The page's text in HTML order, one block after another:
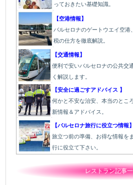
っておきたい基礎知識。
【空港情報】
バルセロナのゲートウエイ空港
税の仕方を徹底解説。
【交通情報】
便利で安いバルセロナの公共交
く解説します。
【安全に過ごすアドバイス 】
何かと不安な治安、本当のとこ
新情報＆アドバイス。
【バルセロナ旅行に役立つ情報】
旅立つ前の準備、お得な情報を
行に役立て下さい。
レストラン記事